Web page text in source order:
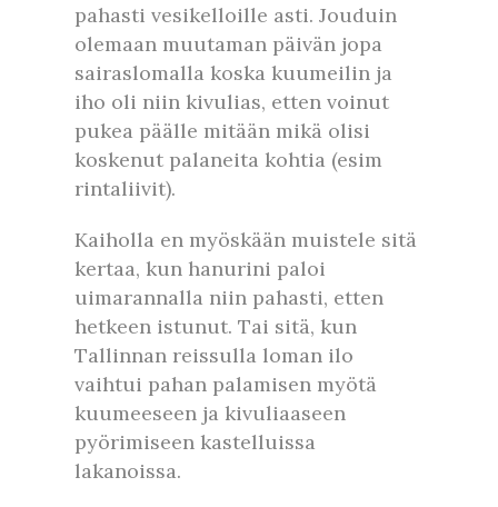
pahasti vesikelloille asti. Jouduin
olemaan muutaman päivän jopa
sairaslomalla koska kuumeilin ja
iho oli niin kivulias, etten voinut
pukea päälle mitään mikä olisi
koskenut palaneita kohtia (esim
rintaliivit).
Kaiholla en myöskään muistele sitä
kertaa, kun hanurini paloi
uimarannalla niin pahasti, etten
hetkeen istunut. Tai sitä, kun
Tallinnan reissulla loman ilo
vaihtui pahan palamisen myötä
kuumeeseen ja kivuliaaseen
pyörimiseen kastelluissa
lakanoissa.